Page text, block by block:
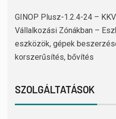
GINOP Plusz-1.2.4-24 –
Vállalkozási Zónákban –
eszközök, gépek
korszerűsítés, bővítés
SZOLGÁLTATÁSOK